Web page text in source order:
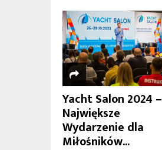
Yacht Salon 2024 –
Największe
Wydarzenie dla
Miłośników...